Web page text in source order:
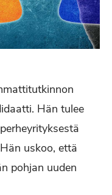
Hän tulee
uskoo, että
pohjan uuden